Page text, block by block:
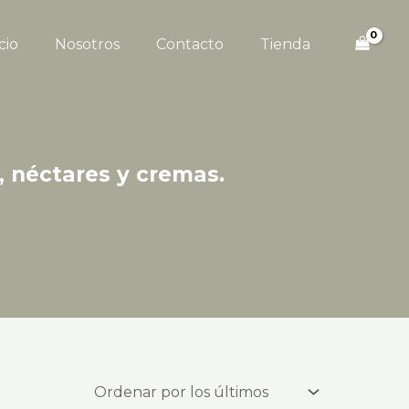
Nosotros Contacto Tienda
néctares y cremas.